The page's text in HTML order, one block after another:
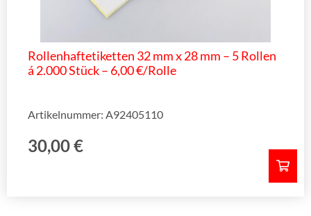
Rollenhaftetiketten 32 mm x 28 mm – 5 Rollen
á 2.000 Stück – 6,00 €/Rolle
30,00€
Artikelnummer: A92405110